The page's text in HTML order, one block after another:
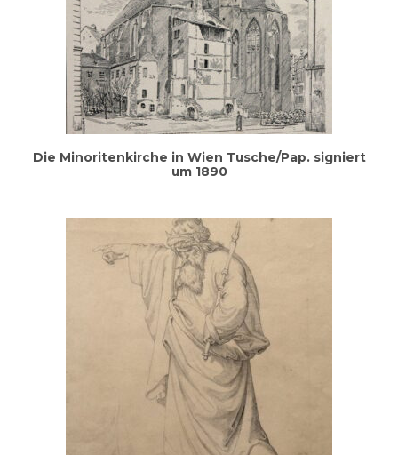
Die Mino­ri­ten­kir­che in Wien Tusche/Pap. signiert
um 1890